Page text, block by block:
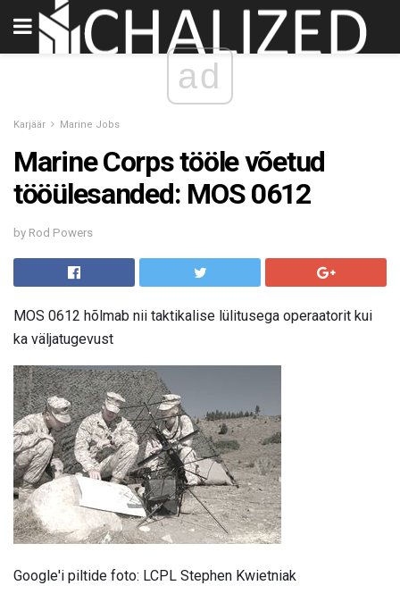
ad
Karjäär Marine Jobs
Marine Corps tööle võetud
tööülesanded: MOS 0612
by Rod Powers
MOS 0612 hõlmab nii taktikalise lülitusega operaatorit kui
ka väljatugevust
Google'i piltide foto: LCPL Stephen Kwietniak